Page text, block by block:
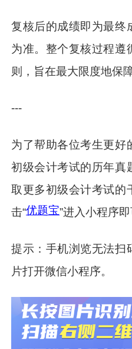
复核后的成绩即为最终
为准。整个复核过程遵
则，旨在最大限度地保
---
为了帮助各位考生更好
初级会计考试的历年真
取更多初级会计考试的
击“优题宝”进入小程序即
提示：手机浏览无法扫
片打开微信小程序。